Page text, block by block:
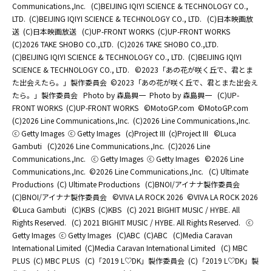
Communications.,Inc. (C)BEIJING IQIYI SCIENCE & TECHNOLOGY CO.,
LTD. (C)BEIJING IQIYI SCIENCE & TECHNOLOGY CO., LTD. (C)日本映画放
送 (C)日本映画放送 (C)UP-FRONT WORKS (C)UP-FRONT WORKS
(C)2026 TAKE SHOBO CO.,LTD. (C)2026 TAKE SHOBO CO.,LTD.
(C)BEIJING IQIYI SCIENCE & TECHNOLOGY CO., LTD. (C)BEIJING IQIYI
SCIENCE & TECHNOLOGY CO., LTD. ©2023「あの花が咲く丘で、君とま
た出会えたら。」製作委員会 ©2023「あの花が咲く丘で、君とまた出会え
たら。」製作委員会 Photo by 森島興一 Photo by 森島興一 (C)UP-
FRONT WORKS (C)UP-FRONT WORKS ©MotoGP.com ©MotoGP.com
(C)2026 Line Communications.,Inc. (C)2026 Line Communications.,Inc.
ⓒ Getty Images ⓒ Getty Images (c)Project III (c)Project III ©Luca
Gambuti (C)2026 Line Communications.,Inc. (C)2026 Line
Communications.,Inc. ⓒ Getty Images ⓒ Getty Images ©2026 Line
Communications.,Inc. ©2026 Line Communications.,Inc. (C) Ultimate
Productions (C) Ultimate Productions (C)BNOI/アイナナ製作委員会
(C)BNOI/アイナナ製作委員会 ©️VIVA LA ROCK 2026 ©️VIVA LA ROCK 2026
©Luca Gambuti (C)KBS (C)KBS (C) 2021 BIGHIT MUSIC / HYBE. All
Rights Reserved. (C) 2021 BIGHIT MUSIC / HYBE. All Rights Reserved. ⓒ
Getty Images ⓒ Getty Images (C)ABC (C)ABC (C)Media Caravan
International Limited (C)Media Caravan International Limited (C) MBC
PLUS (C) MBC PLUS (C)「2019 L♡DK」製作委員会 (C)「2019 L♡DK」製